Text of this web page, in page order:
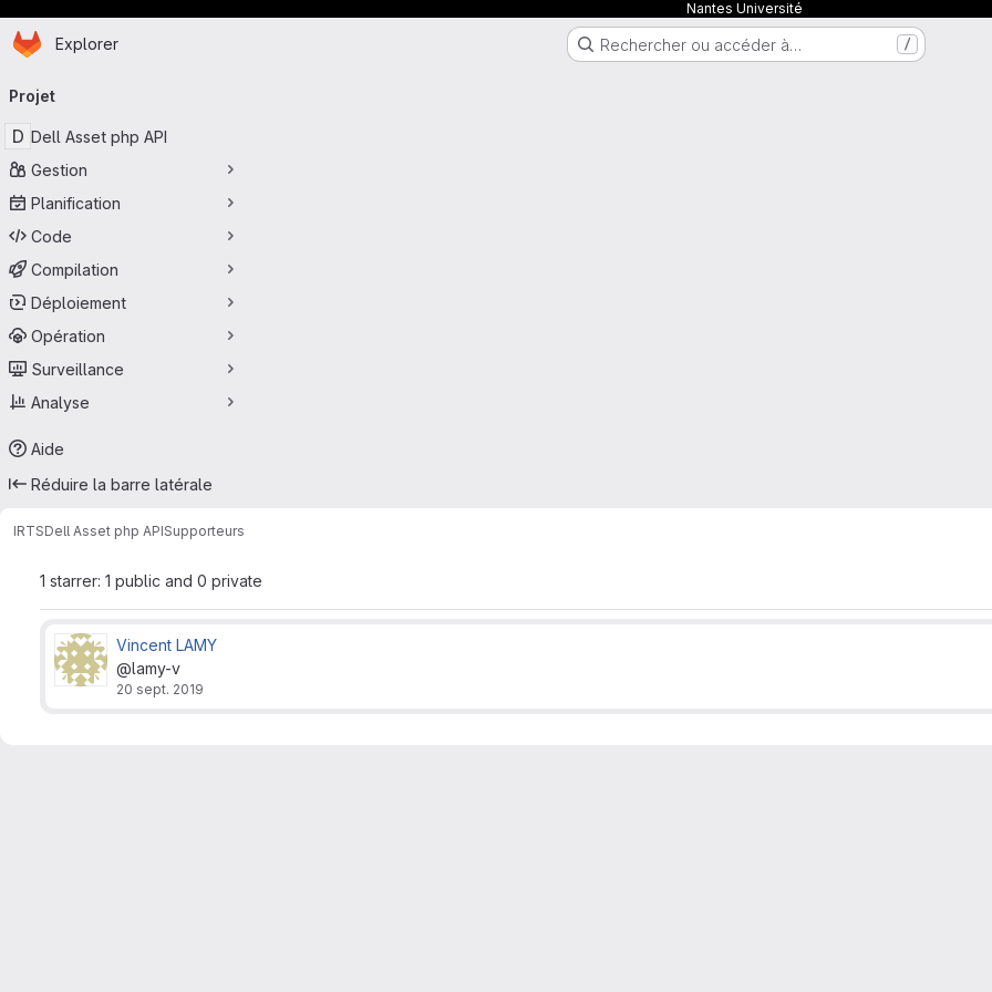
Nantes Université
Passer au contenu principal
Page d'accueil
Explorer Rechercher ou accéder à… /
principale
Projet
D Dell Asset php API
Gestion
Planification
Code
Compilation
Déploiement
Opération
Surveillance
Analyse
Aide
Réduire la barre latérale
IRTSDell Asset php APISupporteurs
1 starrer: 1 public and 0 private
Vincent LAMY
@lamy-v
20 sept. 2019